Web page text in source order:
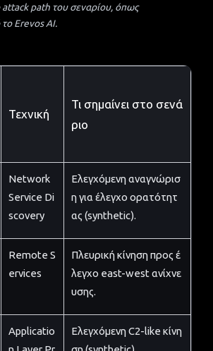
path του σεναρίου, όπως
Erevos AI.
Τεχνική
Τι σημαίνει στο σενά
ριο
Network
Service Di
scovery
Ελεγχόμενη αναγνώρισ
η για έλεγχο ορατότητ
ας (synthetic).
Remote S
ervices
Πλευρική κίνηση προς έ
λεγχο east-west ανίχνε
υσης.
Applicatio
Ελεγχόμενη C2-like κίνη